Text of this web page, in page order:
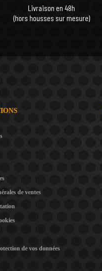
Livraison en 48h
(hors housses sur mesure)
de ventes
de vos données